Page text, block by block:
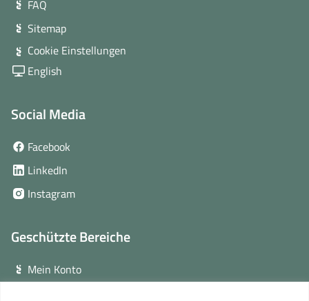
FAQ
Sitemap
Cookie Einstellungen
English
Social Media
Facebook
Fenster)
LinkedIn
neuem
Instagram(öffnet
Fenster)
Geschützte Bereiche
Mein Konto